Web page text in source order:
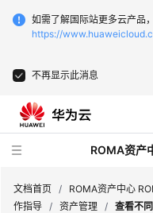
如需了解国际站更多云产品
https://
不再显示此消息
ROMA资产
文档首页 / ROMA资产中心
作指导 / 资产管理 / 查看不